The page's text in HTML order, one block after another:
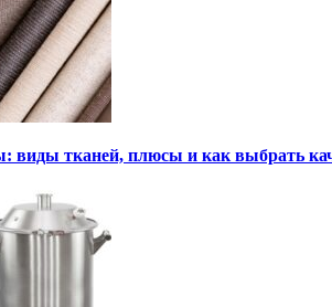
виды тканей, плюсы и как выбрать